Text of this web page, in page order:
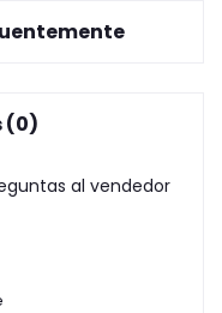
(0)
al vendedor